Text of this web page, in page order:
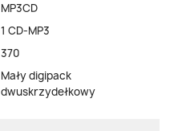
MP3CD
1 CD-MP3
370
Mały digipack
dwuskrzydełkowy